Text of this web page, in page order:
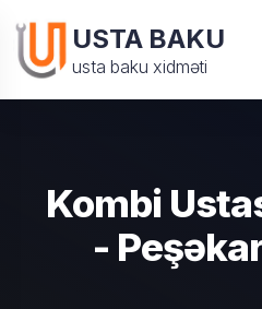
USTA BAKU
usta baku xidməti
Kombi
-